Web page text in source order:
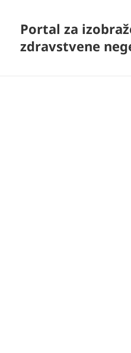
Portal za
zdravstvene